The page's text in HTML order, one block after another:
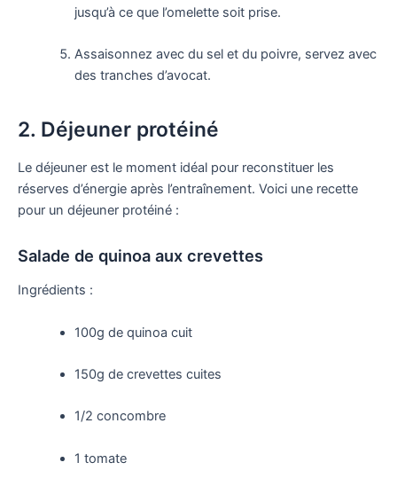
jusqu’à ce que l’omelette soit prise.
Assaisonnez avec du sel et du poivre, servez avec
des tranches d’avocat.
2. Déjeuner protéiné
Le déjeuner est le moment idéal pour reconstituer les
réserves d’énergie après l’entraînement. Voici une recette
pour un déjeuner protéiné :
Salade de quinoa aux crevettes
Ingrédients :
100g de quinoa cuit
150g de crevettes cuites
1/2 concombre
1 tomate